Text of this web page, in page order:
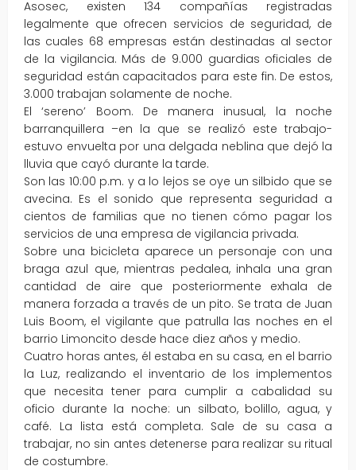
Asosec, existen 134 compañías registradas
legalmente que ofrecen servicios de seguridad, de
las cuales 68 empresas están destinadas al sector
de la vigilancia. Más de 9.000 guardias oficiales de
seguridad están capacitados para este fin. De estos,
3.000 trabajan solamente de noche.
El ‘sereno’ Boom. De manera inusual, la noche
barranquillera –en la que se realizó este trabajo-
estuvo envuelta por una delgada neblina que dejó la
lluvia que cayó durante la tarde.
Son las 10:00 p.m. y a lo lejos se oye un silbido que se
avecina. Es el sonido que representa seguridad a
cientos de familias que no tienen cómo pagar los
servicios de una empresa de vigilancia privada.
Sobre una bicicleta aparece un personaje con una
braga azul que, mientras pedalea, inhala una gran
cantidad de aire que posteriormente exhala de
manera forzada a través de un pito. Se trata de Juan
Luis Boom, el vigilante que patrulla las noches en el
barrio Limoncito desde hace diez años y medio.
Cuatro horas antes, él estaba en su casa, en el barrio
la Luz, realizando el inventario de los implementos
que necesita tener para cumplir a cabalidad su
oficio durante la noche: un silbato, bolillo, agua, y
café. La lista está completa. Sale de su casa a
trabajar, no sin antes detenerse para realizar su ritual
de costumbre.